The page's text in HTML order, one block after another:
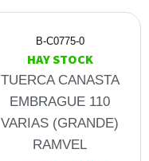
B-C0775-0
HAY STOCK
TUERCA CANASTA
EMBRAGUE 110
VARIAS (GRANDE)
RAMVEL